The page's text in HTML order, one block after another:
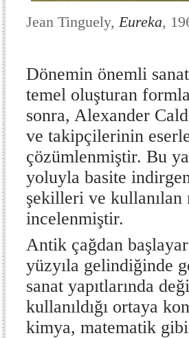
Jean Tinguely,Eureka,
Dönemin önemli
temel oluşturan
sonra, Alexander
ve takipçilerinin
çözümlenmiştir. Bu
yoluyla basite
şekilleri ve kullanılan
incelenmiştir.
Antik çağdan
yüzyıla gelindiğinde
sanat yapıtlarında
kullanıldığı ortaya
kimya, matematik